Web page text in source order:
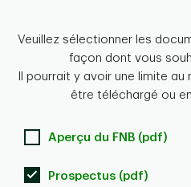
Veuillez sélectionner les
façon dont vous
Il pourrait y avoir une limite
être téléchargé ou
Aperçu du FNB (pdf)
Prospectus (pdf)